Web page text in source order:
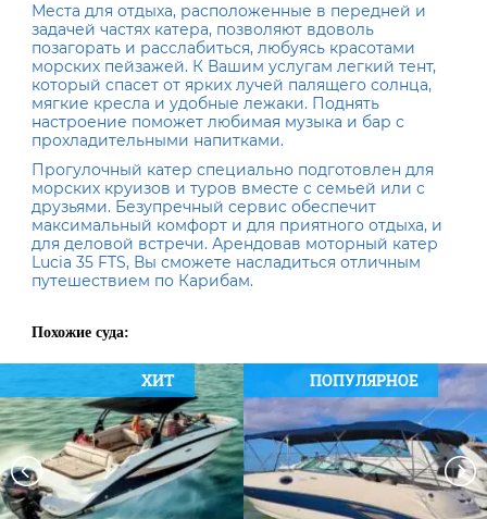
Места для отдыха, расположенные в передней и
задачей частях катера, позволяют вдоволь
позагорать и расслабиться, любуясь красотами
морских пейзажей. К Вашим услугам легкий тент,
который спасет от ярких лучей палящего солнца,
мягкие кресла и удобные лежаки. Поднять
настроение поможет любимая музыка и бар с
прохладительными напитками.
Прогулочный катер специально подготовлен для
морских круизов и туров вместе с семьей или с
друзьями. Безупречный сервис обеспечит
максимальный комфорт и для приятного отдыха, и
для деловой встречи. Арендовав моторный катер
Lucia 35 FTS, Вы сможете насладиться отличным
путешествием по Карибам.
Похожие суда:
ХИТ ПОПУЛЯРНОЕ